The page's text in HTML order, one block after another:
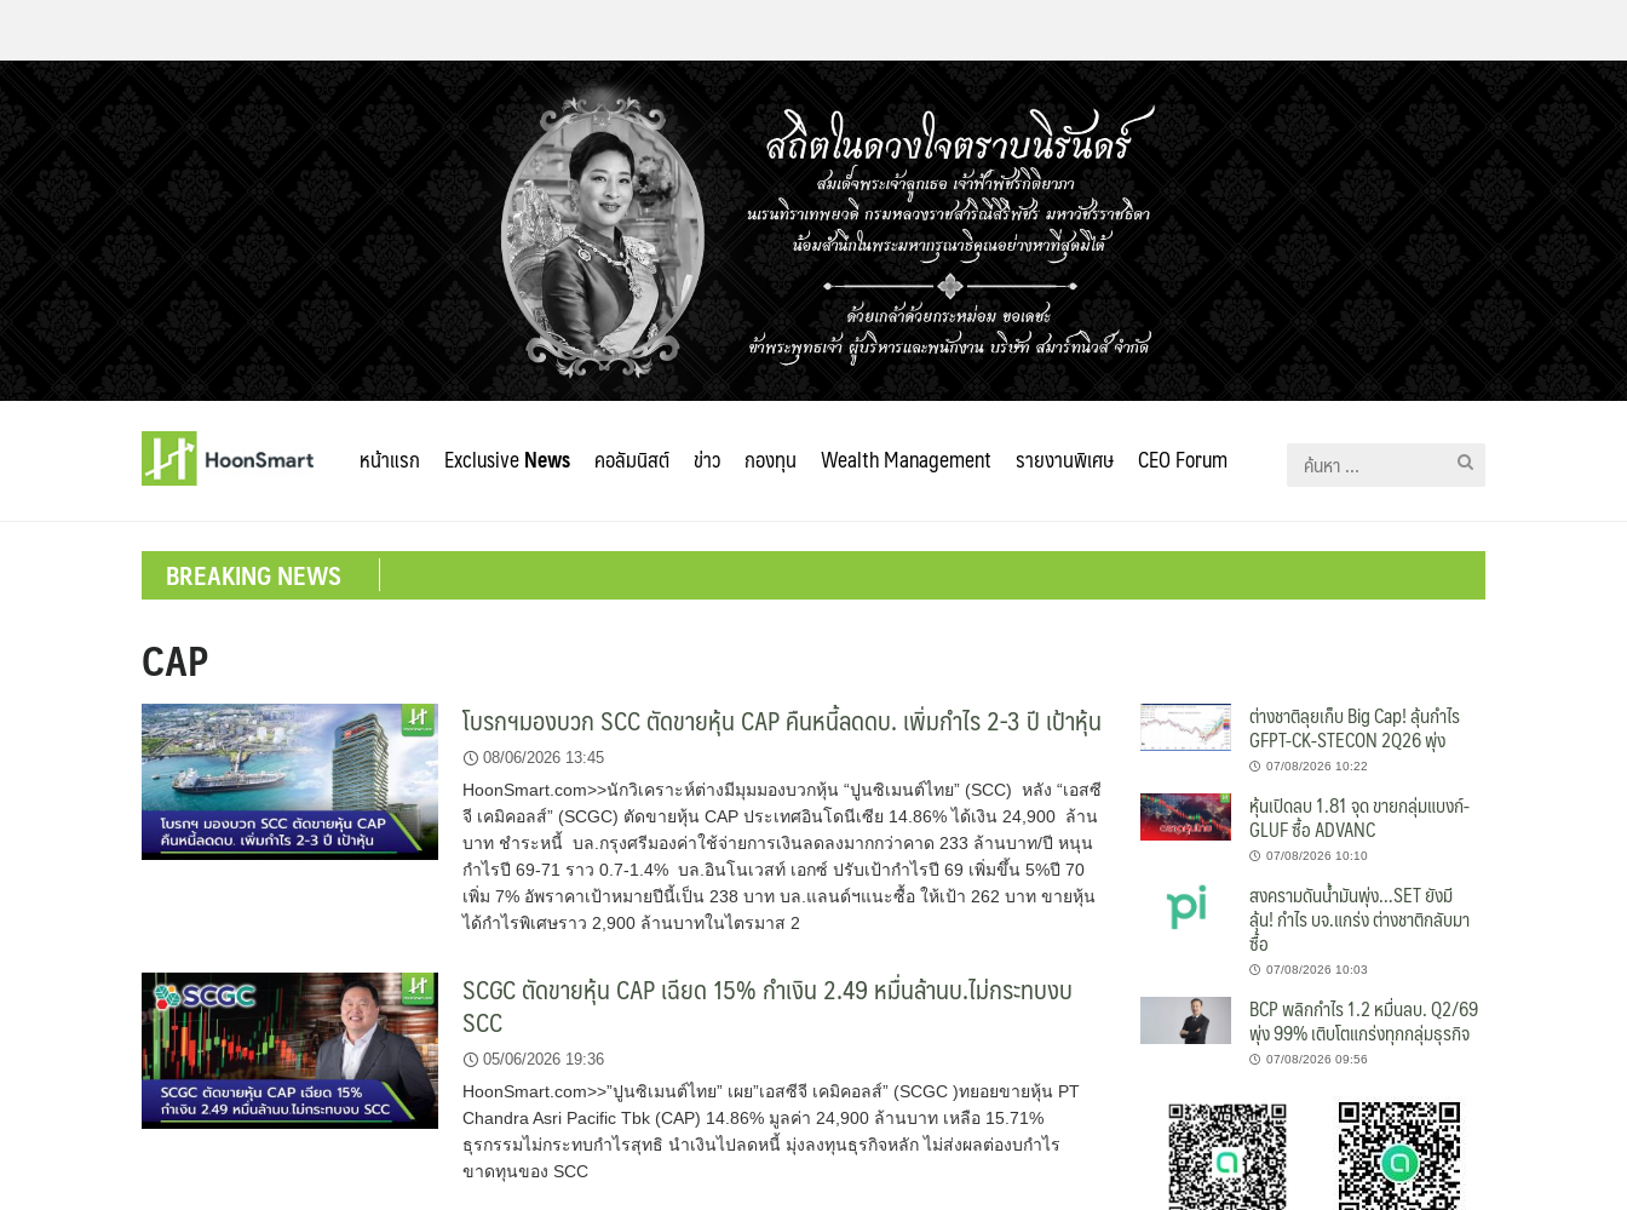
หน้าแรก ExclusiveNews คอลัมนิสต์ ข่าว กองทุน Wealth Management รายงานพิเศษ CEO Forum
ค้นหา
BREAKING NEWS
CAP
โบรกฯมองบวก SCC ตัดขายหุ้น CAP คืนหนี้ลดดบ. เพิ่มกำไร 2-3 ปี เป้าหุ้น
08/06/2026 13:45
HoonSmart.com>>นักวิเคราะห์ต่างมีมุมมองบวกหุ้น “ปูนซิเมนต์ไทย” (SCC) หลัง “เอสซี
จี เคมิคอลส์” (SCGC) ตัดขายหุ้น CAP ประเทศอินโดนีเซีย 14.86% ได้เงิน 24,900 ล้าน
บาท ชำระหนี้ บล.กรุงศรีมองค่าใช้จ่ายการเงินลดลงมากกว่าคาด 233 ล้านบาท/ปี หนุน
กำไรปี 69-71 ราว 0.7-1.4% บล.อินโนเวสท์ เอกซ์ ปรับเป้ากำไรปี 69 เพิ่มขึ้น 5%ปี 70
เพิ่ม 7% อัพราคาเป้าหมายปีนี้เป็น 238 บาท บล.แลนด์ฯแนะซื้อ ให้เป้า 262 บาท ขายหุ้น
ได้กำไรพิเศษราว 2,900 ล้านบาทในไตรมาส 2
SCGC ตัดขายหุ้น CAP เฉียด 15% กำเงิน 2.49 หมื่นล้านบ.ไม่กระทบงบ
SCC
05/06/2026 19:36
HoonSmart.com>>”ปูนซิเมนต์ไทย” เผย”เอสซีจี เคมิคอลส์” (SCGC )ทยอยขายหุ้น PT
Chandra Asri Pacific Tbk (CAP) 14.86% มูลค่า 24,900 ล้านบาท เหลือ 15.71%
ธุรกรรมไม่กระทบกำไรสุทธิ นำเงินไปลดหนี้ มุ่งลงทุนธุรกิจหลัก ไม่ส่งผลต่องบกำไร
ขาดทุนของ SCC
ต่างชาติลุยเก็บ Big Cap! ลุ้นกำไร
GFPT-CK-STECON 2Q26 พุ่ง
07/08/2026 10:22
หุ้นเปิดลบ 1.81 จุด ขายกลุ่มแบงก์-
GLUF ซื้อ ADVANC
07/08/2026 10:10
สงครามดันน้ำมันพุ่ง…SET ยังมี
ลุ้น! กำไร บจ.แกร่ง ต่างชาติกลับมา
ซื้อ
07/08/2026 10:03
BCP พลิกกำไร 1.2 หมื่นลบ. Q2/69
พุ่ง 99% เติบโตแกร่งทุกกลุ่มธุรกิจ
07/08/2026 09:56